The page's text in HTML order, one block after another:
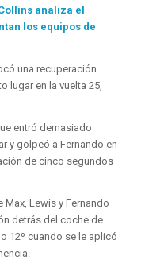
Collins analiza el
los equipos de
una recuperación
lugar en la vuelta 25,
entró demasiado
y golpeó a Fernando en
de cinco segundos
Max, Lewis y Fernando
detrás del coche de
12º cuando se le aplicó